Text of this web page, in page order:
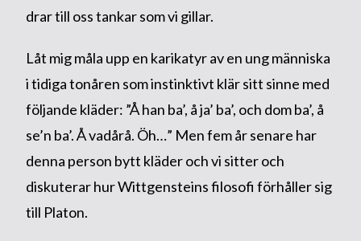
drar till oss tankar som vi gillar.
Låt mig måla upp en karikatyr av en ung människa
i tidiga tonåren som instinktivt klär sitt sinne med
följande kläder: ”Å han ba’, å ja’ ba’, och dom ba’, å
se’n ba’. Å vadårå. Öh…” Men fem år senare har
denna person bytt kläder och vi sitter och
diskuterar hur Wittgensteins filosofi förhåller sig
till Platon.